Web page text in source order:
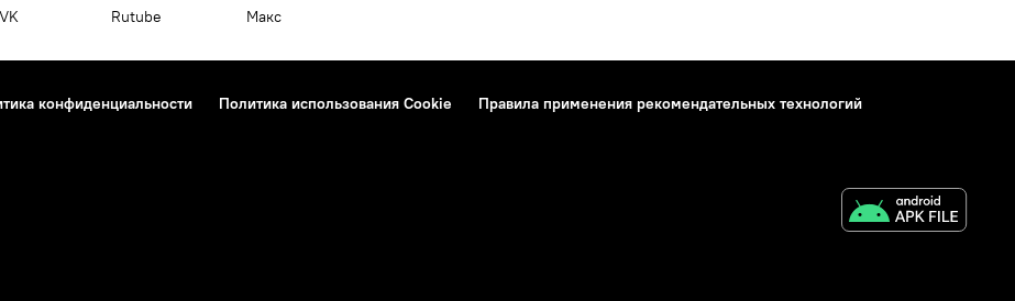
VK Rutube Макс
конфиденциальности Политика использования Cookie
Правила применения рекомендательных технологий